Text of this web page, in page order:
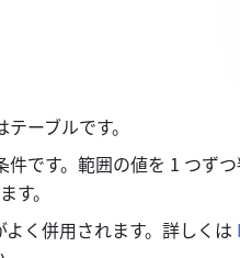
ーブルです。
です。範囲の値を 1 つず
す。
く併用されます。詳しくは